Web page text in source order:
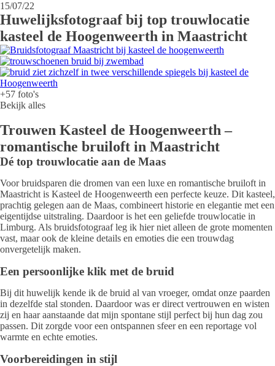
15/07/22
Huwelijksfotograaf bij top trouwlocatie
kasteel de Hoogenweerth in Maastricht
+57 foto's
Bekijk alles
Trouwen Kasteel de Hoogenweerth –
romantische bruiloft in Maastricht
Dé top trouwlocatie aan de Maas
Voor bruidsparen die dromen van een luxe en romantische bruiloft in
Maastricht is Kasteel de Hoogenweerth een perfecte keuze. Dit kasteel,
prachtig gelegen aan de Maas, combineert historie en elegantie met een
eigentijdse uitstraling. Daardoor is het een geliefde trouwlocatie in
Limburg. Als bruidsfotograaf leg ik hier niet alleen de grote momenten
vast, maar ook de kleine details en emoties die een trouwdag
onvergetelijk maken.
Een persoonlijke klik met de bruid
Bij dit huwelijk kende ik de bruid al van vroeger, omdat onze paarden
in dezelfde stal stonden. Daardoor was er direct vertrouwen en wisten
zij en haar aanstaande dat mijn spontane stijl perfect bij hun dag zou
passen. Dit zorgde voor een ontspannen sfeer en een reportage vol
warmte en echte emoties.
Voorbereidingen in stijl